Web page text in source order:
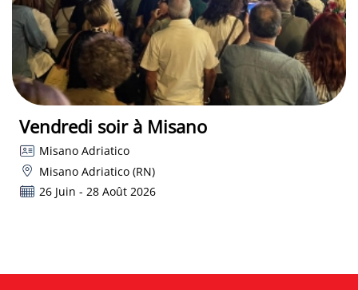
Vendredi soir à Misano
Misano Adriatico
Misano Adriatico (RN)
26 Juin - 28 Août 2026